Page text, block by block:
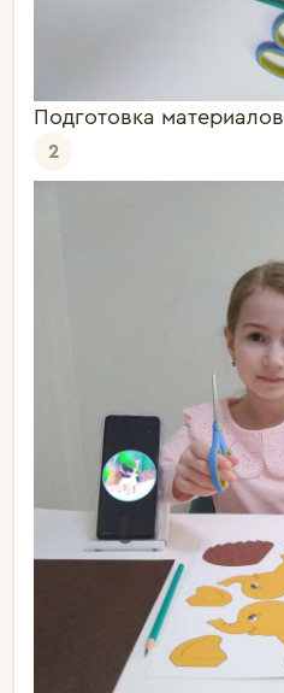
Подготовка материалов
2